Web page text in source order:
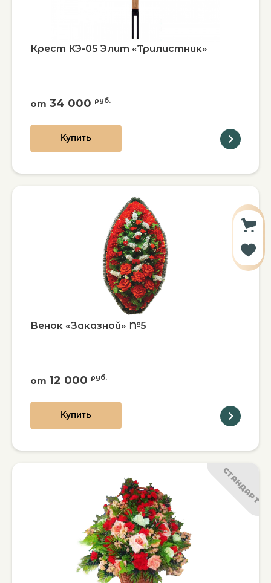
Крест КЭ-05 Элит «Трилистник»
от 34 000 руб.
Купить
Венок «Заказной» №5
от 12 000 руб.
Купить
СТАНДАРТ